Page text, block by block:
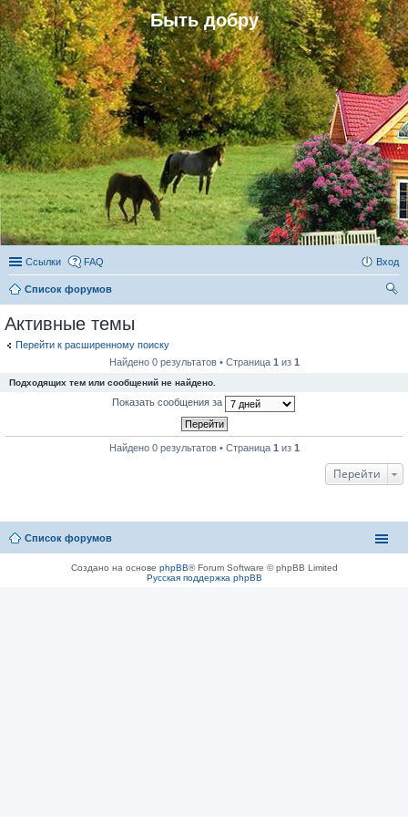
Быть добру
Ссылки FAQ Вход
Список форумов
Активные темы
Перейти к расширенному поиску
Найдено 0 результатов • Страница 1 из 1
Подходящих тем или сообщений не найдено.
Показать сообщения за
Найдено 0 результатов • Страница 1 из 1
Перейти
Список форумов
Создано на основе phpBB® Forum Software © phpBB Limited
Русская поддержка phpBB